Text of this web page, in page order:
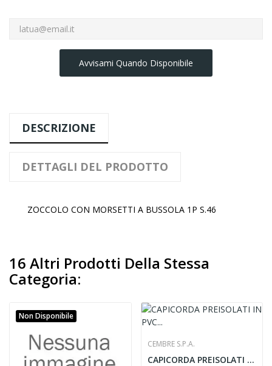
Avvisami Quando Disponibile
DESCRIZIONE
DETTAGLI DEL PRODOTTO
ZOCCOLO CON MORSETTI A BUSSOLA 1P S.46
16 Altri Prodotti Della Stessa
Categoria:
Non Disponibile
CEMBRE S.P.A.
CAPICORDA PREISOLATI IN PVC OCCHIELLI - CEMBRE...